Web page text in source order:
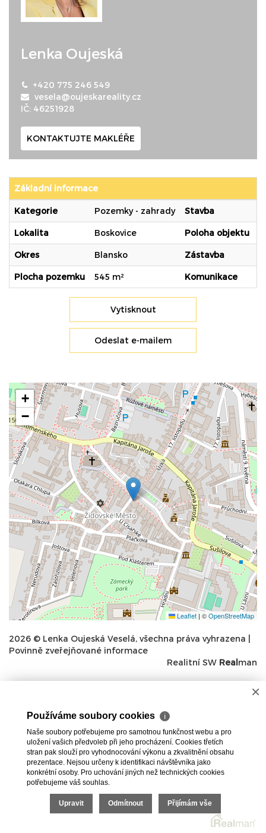
Lenka Oujeská
+420 775 246 549
vesela@oujeskareality.cz
IČ: 46251928
KONTAKTUJTE MAKLÉŘE
Základní informace
Kategorie Pozemky - zahrady Stavba
Lokalita Boskovice Poloha objektu
Okres Blansko Zástavba
Plocha pozemku 545 m² Komunikace
Vytisknout
Odeslat e-mailem
+
−
Leaflet | ©OpenStreetMap
2026 © Lenka Oujeská Veselá, všechna práva vyhrazena |
Povinně zveřejňované informace
Realitní SW Realman
×
Používáme soubory cookies ℹ
Naše soubory potřebujeme pro samotnou funkčnost webu a pro
uložení vašich předvoleb při jeho procházení. Cookies třetích
stran pak slouží pro vyhodnocování výkonu a zkvalitnění obsahu
prezentace. Nejsou určeny k identifikaci návštěvníka jako
konkrétní osoby. Pro uchování jiných než technických cookies
potřebujeme váš souhlas.
Upravit Odmítnout Přijímám vše